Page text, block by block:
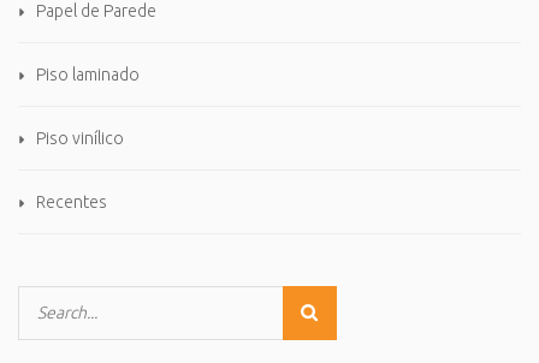
Papel de Parede
Piso laminado
Piso vinílico
Recentes